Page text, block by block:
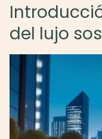
del lujo